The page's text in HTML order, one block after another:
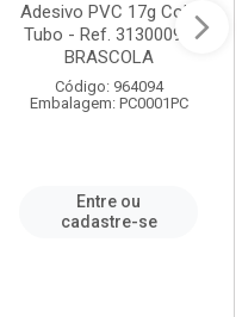
Adesivo PVC 17g Cola
Tubo - Ref. 3130009 -
BRASCOLA
Código: 964094
Embalagem: PC0001PC
Entre ou
cadastre-se